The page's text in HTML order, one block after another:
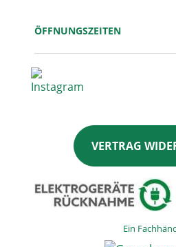
ÖFFNUNGSZEITEN
VERTRAG
Ein